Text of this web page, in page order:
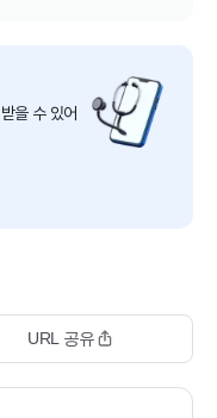
을 수 있어
URL 공유